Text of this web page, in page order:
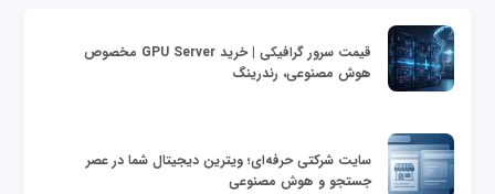
قیمت سرور گرافیکی | خرید GPU Server مخصوص
هوش مصنوعی، رندرینگ
سایت شرکتی حرفه‌ای؛ ویترین دیجیتال شما در عصر
جستجو و هوش مصنوعی